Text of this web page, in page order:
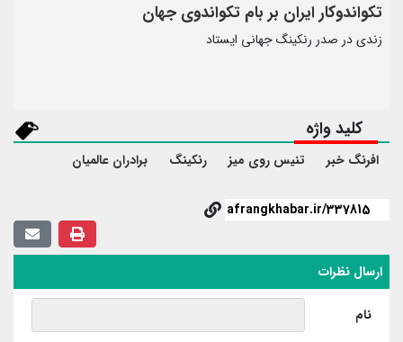
تکواندوکار ایران بر بام تکواندوی جهان
زندی در صدر رنکینگ جهانی ایستاد
کلید واژه
افرنگ خبر تنیس روی میز رنکینگ برادران عالمیان
ارسال نظرات
نام